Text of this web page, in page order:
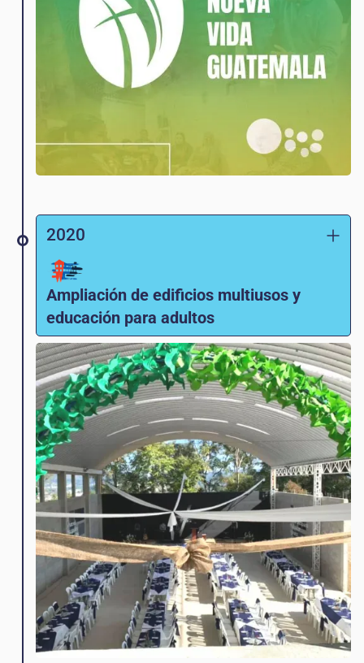
2020
Ampliación de edificios multiusos y
educación para adultos
Se abre un edificio de usos múltiples y la
escuela comienza a ofrecerbásicos,el
equivalente guatemalteco de la escuela
secundaria, para estudiantes adultos.